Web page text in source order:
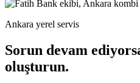
Ankara yerel servis
Sorun devam
oluşturun.